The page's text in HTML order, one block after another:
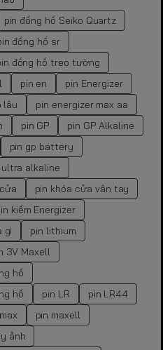
pin đồng hồ Seiko Quartz
đồng hồ sr
đồng hồ treo tường
pin en
pin Energizer
lâu
pin energizer max aa
pin GP
pin GP Alkaline
pin gp battery
alkaline
pin khóa cửa vân tay
kiềm Energizer
gì
pin lithium
3V Maxell
hồ
hồ
pin LR
pin LR44
pin maxell
ảnh